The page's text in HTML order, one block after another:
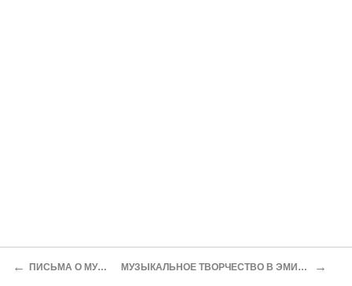
← ПИСЬМА О МУЗЫКЕ МУЗЫКАЛЬНОЕ ТВОРЧЕСТВО В ЭМИГРАЦИИ →